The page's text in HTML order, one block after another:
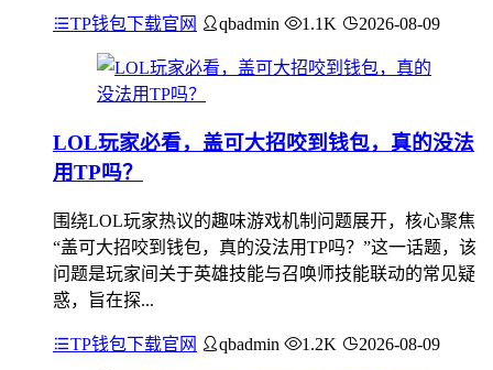
TP钱包下载官网 qbadmin 1.1K 2026-08-09
LOL玩家必看，盖可大招咬到钱包，真的没法
用TP吗？
围绕LOL玩家热议的趣味游戏机制问题展开，核心聚焦
“盖可大招咬到钱包，真的没法用TP吗？”这一话题，该
问题是玩家间关于英雄技能与召唤师技能联动的常见疑
惑，旨在探...
TP钱包下载官网 qbadmin 1.2K 2026-08-09